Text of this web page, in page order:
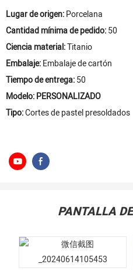
Lugar de origen:Porcelana
Cantidad mínima de pedido:50
Ciencia material:Titanio
Embalaje:Embalaje de cartón
Tiempo de entrega:50
Modelo: PERSONALIZADO
Tipo:Cortes de pastel presoldados
PANTALLA